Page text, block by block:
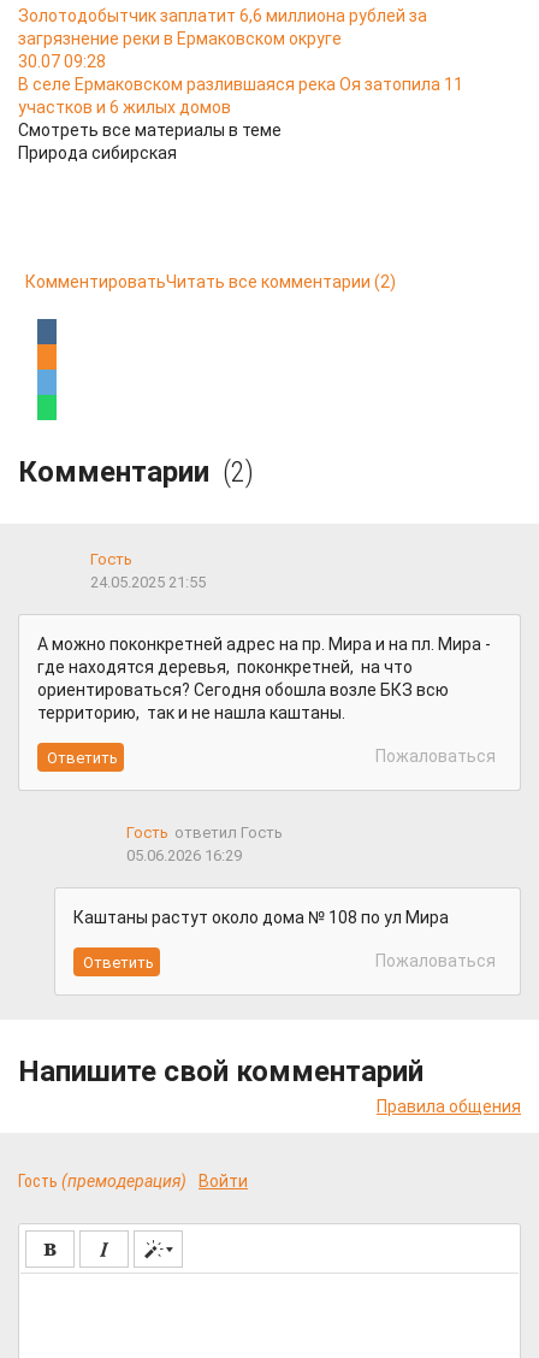
Золотодобытчик заплатит 6,6 миллиона рублей за
загрязнение реки в Ермаковском округе
30.07 09:28
В селе Ермаковском разлившаяся река Оя затопила 11
участков и 6 жилых домов
Смотреть все материалы в теме
Природа сибирская
КомментироватьЧитать все комментарии (2)
Комментарии (2)
Гость
24.05.2025 21:55
А можно поконкретней адрес на пр. Мира и на пл. Мира -
где находятся деревья, поконкретней, на что
ориентироваться? Сегодня обошла возле БКЗ всю
территорию, так и не нашла каштаны.
Пожаловаться
Гость ответил Гость
05.06.2026 16:29
Каштаны растут около дома № 108 по ул Мира
Пожаловаться
Напишите свой комментарий
Правила общения
Гость (премодерация) Войти